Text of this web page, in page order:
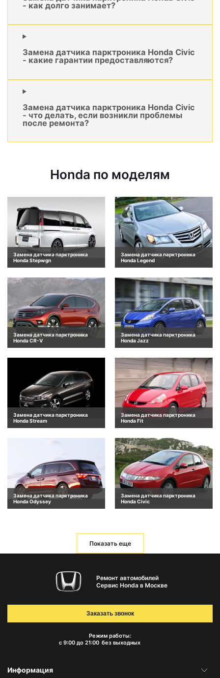
- как долго занимает?
Замена датчика парктроника Honda Civic
- какие гарантии предоставляются?
Замена датчика парктроника Honda Civic
- что делать, если возникли проблемы
после ремонта?
Honda по моделям
Замена датчика парктроника
Honda Stepwgn
Замена датчика парктроника
Honda Legend
Замена датчика парктроника
Honda CR-V
Замена датчика парктроника
Honda Jazz
Замена датчика парктроника
Honda Stream
Замена датчика парктроника
Honda Fit
Замена датчика парктроника
Honda Odyssey
Замена датчика парктроника
Honda Civic
Показать еще
Ремонт автомобилей
Сервис Honda в Москве
Режим работы:
с 9:00 до 21:00 без выходных
Заказать звонок
Информация